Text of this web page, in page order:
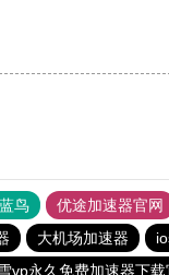
鸟 优途加速器官网
大机场加速器
vp永久免费加速器下载